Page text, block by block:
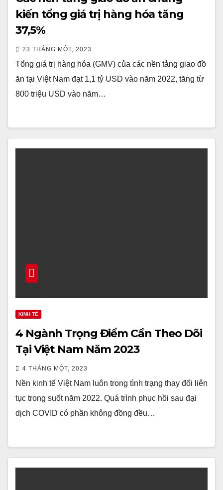
kiến tổng giá trị hàng hóa tăng
37,5%
23 THÁNG MỘT, 2023
Tổng giá trị hàng hóa (GMV) của các nền tảng giao đồ
ăn tại Việt Nam đạt 1,1 tỷ USD vào năm 2022, tăng từ
800 triệu USD vào năm…
KINH TẾ
4 Ngành Trọng Điểm Cần Theo Dõi
Tại Việt Nam Năm 2023
4 THÁNG MỘT, 2023
Nền kinh tế Việt Nam luôn trong tình trạng thay đổi liên
tục trong suốt năm 2022. Quá trình phục hồi sau đại
dịch COVID có phần không đồng đều…